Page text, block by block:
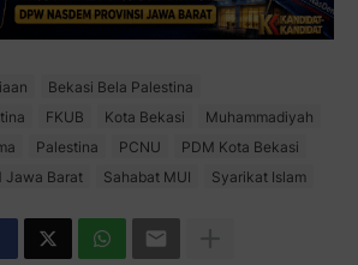
Bekasi Bela Palestina
FKUB Kota Bekasi
Muhammadiyah
Palestina PCNU
PDM Kota Bekasi
Jawa Barat Sahabat MUI Syarikat Islam